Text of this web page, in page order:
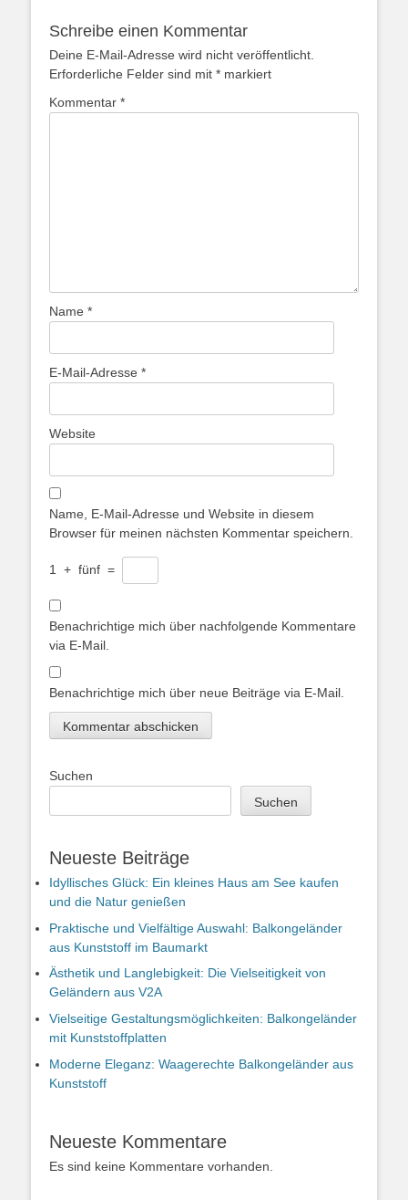
Schreibe einen Kommentar
Deine E-Mail-Adresse wird nicht veröffentlicht.
Erforderliche Felder sind mit * markiert
Kommentar *
Name *
E-Mail-Adresse *
Website
Name, E-Mail-Adresse und Website in diesem
Browser für meinen nächsten Kommentar speichern.
1 + fünf =
Benachrichtige mich über nachfolgende Kommentare
via E-Mail.
Benachrichtige mich über neue Beiträge via E-Mail.
Suchen
Suchen
Neueste Beiträge
Idyllisches Glück: Ein kleines Haus am See kaufen
und die Natur genießen
Praktische und Vielfältige Auswahl: Balkongeländer
aus Kunststoff im Baumarkt
Ästhetik und Langlebigkeit: Die Vielseitigkeit von
Geländern aus V2A
Vielseitige Gestaltungsmöglichkeiten: Balkongeländer
mit Kunststoffplatten
Moderne Eleganz: Waagerechte Balkongeländer aus
Kunststoff
Neueste Kommentare
Es sind keine Kommentare vorhanden.